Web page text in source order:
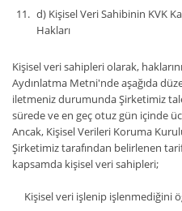
d) Kişisel Veri Sahibinin KVK
Hakları
Kişisel veri sahipleri olarak,
Aydınlatma Metni'nde aşağıda
iletmeniz durumunda Şirketimiz
sürede ve en geç otuz gün içinde
Ancak, Kişisel Verileri Koruma
Şirketimiz tarafından belirlenen
kapsamda kişisel veri sahipleri;
Kişisel veri işlenip işlenmediğini